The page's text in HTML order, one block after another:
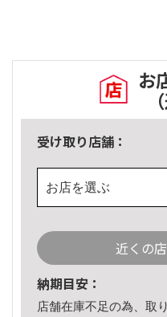
お
受け取り店舗：
お店を選ぶ
近くの
納期目安：
店舗在庫不足の為、取